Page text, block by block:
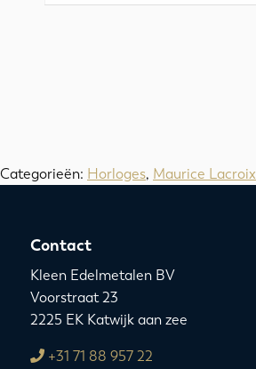
Categorieën: Horloges, Maurice Lacroix
Contact
Kleen Edelmetalen BV
Voorstraat 23
2225 EK Katwijk aan zee
+31 71 88 957 22